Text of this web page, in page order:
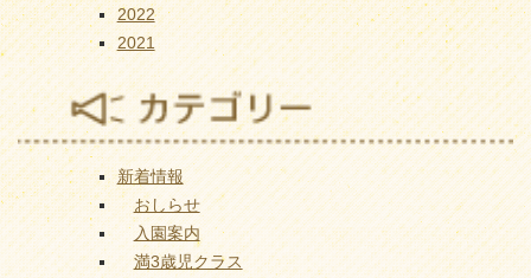
2022
2021
新着情報
おしらせ
入園案内
満3歳児クラス